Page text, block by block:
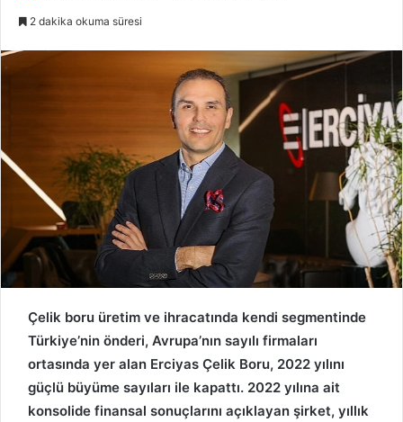
a
2 dakika okuma süresi
Çelik boru üretim ve ihracatında kendi segmentinde
Türkiye’nin önderi, Avrupa’nın sayılı firmaları
ortasında yer alan Erciyas Çelik Boru, 2022 yılını
güçlü büyüme sayıları ile kapattı. 2022 yılına ait
konsolide finansal sonuçlarını açıklayan şirket, yıllık